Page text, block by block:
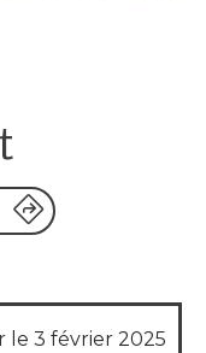
le 3 février 2025